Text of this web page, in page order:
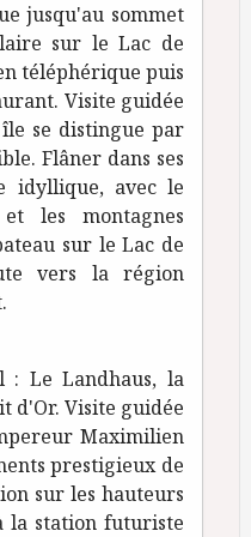
jusqu'au sommet
sur le Lac de
téléphérique puis
Visite guidée
se distingue par
Flâner dans ses
idyllique, avec le
les montagnes
sur le Lac de
vers la région
: Le Landhaus, la
d'Or. Visite guidée
Maximilien
prestigieux de
sur les hauteurs
la station futuriste